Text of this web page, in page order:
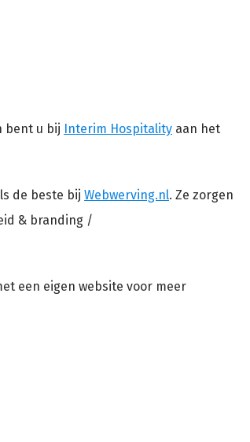
bent u bij Interim Hospitality aan het
de beste bij Webwerving.nl. Ze zorgen
& branding /
een eigen website voor meer